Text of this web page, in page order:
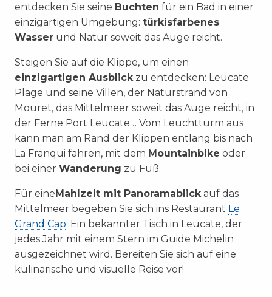
entdecken Sie seine Buchten für ein Bad in einer
einzigartigen Umgebung: türkisfarbenes
Wasser und Natur soweit das Auge reicht.
Steigen Sie auf die Klippe, um einen
einzigartigen Ausblickzu entdecken: Leucate
Plage und seine Villen, der Naturstrand von
Mouret, das Mittelmeer soweit das Auge reicht, in
der Ferne Port Leucate… Vom Leuchtturm aus
kann man am Rand der Klippen entlang bis nach
La Franqui fahren, mit dem Mountainbike oder
bei einer Wanderung zu Fuß.
Für eineMahlzeit mit Panoramablickauf das
Mittelmeer begeben Sie sich ins Restaurant Le
Grand Cap. Ein bekannter Tisch in Leucate, der
jedes Jahr mit einem Stern im Guide Michelin
ausgezeichnet wird. Bereiten Sie sich auf eine
kulinarische und visuelle Reise vor!